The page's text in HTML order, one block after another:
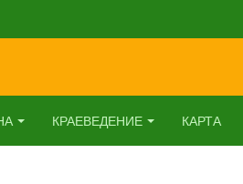
КРАЕВЕДЕНИЕ КАРТА